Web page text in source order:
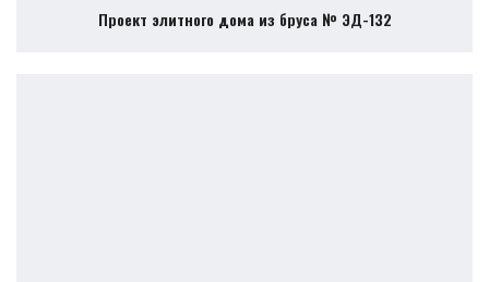
Проект элитного дома из бруса № ЭД-132